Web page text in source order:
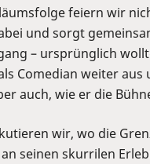
feiern wir
und sorgt
– ursprünglich
Comedian weiter
auch, wie er die
wir, wo die
seinen skurrilen